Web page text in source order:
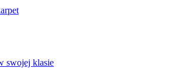
swojej klasie